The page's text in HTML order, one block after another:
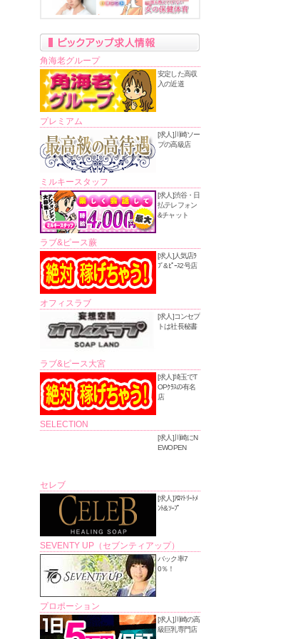
角海老グループ
安定した高収
入の近道
プレミアム
[求人]川崎ソー
プの高級店
ミルキースタッフ
[求人]渋谷・日
払テレフォン
&チャット
ラブ&ピース蕨
[求人]人気店ﾗ
ﾌﾞ&ﾋﾟｰｽ2号店
オフィスラブ
[求人]コンセプ
トは社長秘書
ラブ&ピース大宮
[求人]埼玉でT
OPｸﾗｽの有名
店
SELECTION
[求人]川崎にN
EWOPEN
セレブ
[求人]ｱﾛﾏﾄﾘｰﾄﾒ
ﾝﾄ&ｿｰﾌﾟ
SEVENTY UP（セブンティアップ）
バック率7
0％！
プロポーション
[求人]川崎の高
級巨乳専門店